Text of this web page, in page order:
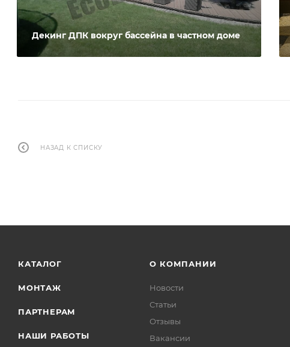
Декинг ДПК вокруг бассейна в частном доме
НАЗАД К СПИСКУ
КАТАЛОГ
МОНТАЖ
ПАРТНЕРАМ
НАШИ РАБОТЫ
О КОМПАНИИ
Новости
Статьи
Отзывы
Вакансии